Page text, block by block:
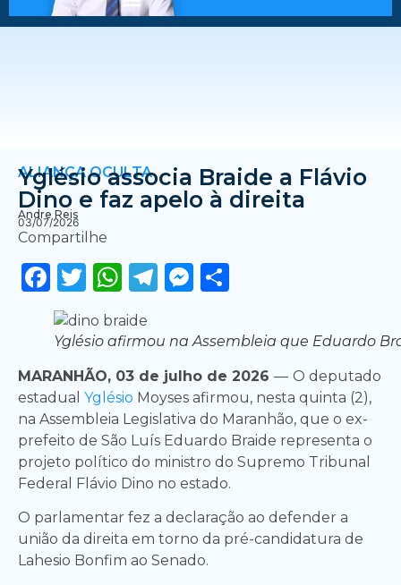
ALIANÇA OCULTA
Yglésio associa Braide a Flávio
Dino e faz apelo à direita
Andre Reis
03/07/2026
Compartilhe
Facebook
Twitter
WhatsApp
Telegram
Messenger
Yglésio afirmou na Assembleia que Eduardo
MARANHÃO, 03 de julho de 2026 — O deputado
estadual Yglésio Moyses afirmou, nesta quinta (2),
na Assembleia Legislativa do Maranhão, que o ex-
prefeito de São Luís Eduardo Braide representa o
projeto político do ministro do Supremo Tribunal
Federal Flávio Dino no estado.
O parlamentar fez a declaração ao defender a
união da direita em torno da pré-candidatura de
Lahesio Bonfim ao Senado.